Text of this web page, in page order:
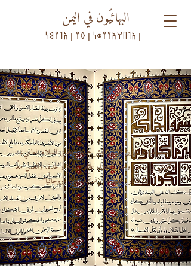
البهائيّون في اليمن
𐩱𐩡𐩨𐩠𐩱𐩺𐩺𐩥𐩬 | 𐩰𐩺 | 𐩱𐩡𐩺𐩣𐩬 |
"تدعو مبادئ الدين البهائي البشر جميعًا لتحقيق السلام العالمي،
والعيش في وحدةٍ ومحبةٍ كأعضاء عائلةٍ إنسانيةٍ واحدةٍ، والعمل معًا
لازدهار الحضارة الإنسانية ماديًا وروحانيًا"